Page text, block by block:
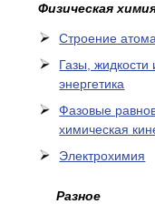
Физическая
Cтроение
Газы, жидкости
энергетика
Фазовые
химическая
Электрохимия
Разное